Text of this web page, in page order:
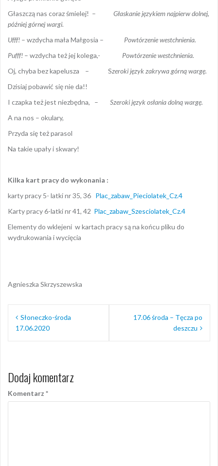
Głaszczą nas coraz śmielej! – Głaskanie językiem najpierw dolnej,
później górnej wargi.
Ufff! – wzdycha mała Małgosia – Powtórzenie westchnienia.
Pufff! – wzdycha też jej kolega,- Powtórzenie westchnienia.
Oj, chyba bez kapelusza – Szeroki język zakrywa górną wargę.
Dzisiaj pobawić się nie da!!
I czapka też jest niezbędna, – Szeroki język osłania dolną wargę.
A na nos – okulary,
Przyda się też parasol
Na takie upały i skwary!
Kilka kart pracy do wykonania :
karty pracy 5- latki nr 35, 36 Plac_zabaw_Pieciolatek_Cz.4
Karty pracy 6-latki nr 41, 42 Plac_zabaw_Szesciolatek_Cz.4
Elementy do wklejeni w kartach pracy są na końcu pliku do
wydrukowania i wycięcia
Agnieszka Skrzyszewska
Nawigacja
wpisu
Słoneczko-środa
17.06.2020
17.06 środa – Tęcza po
deszczu
Dodaj komentarz
Komentarz *